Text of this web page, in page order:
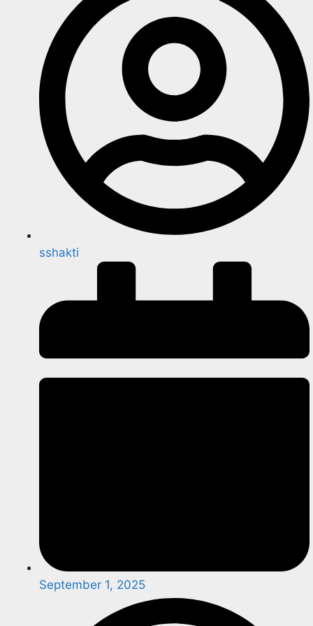
व्हील चेयर पर दुनिया घूमने निकल पड़े दो बेस्ट फ्रेंड । वाह क्या जज़्बा है
sshakti
September 1, 2025